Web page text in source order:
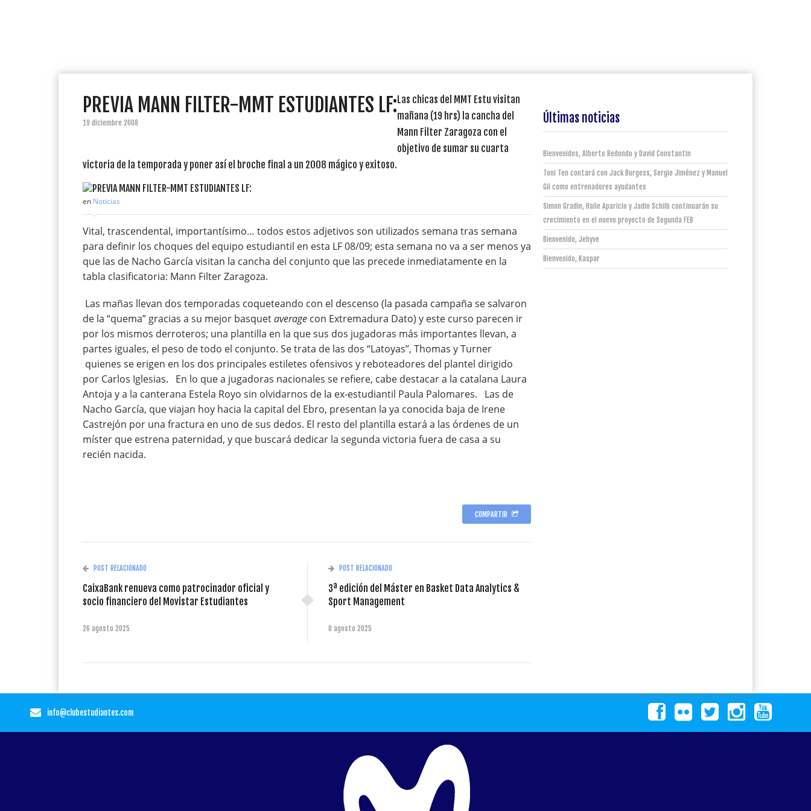
PREVIA MANN FILTER-MMT ESTUDIANTES LF:
19 diciembre 2008
Las chicas del MMT Estu visitan
mañana (19 hrs) la cancha del
Mann Filter Zaragoza con el
objetivo de sumar su cuarta
victoria de la temporada y poner así el broche final a un 2008 mágico y exitoso.
en Noticias
Vital, trascendental, importantísimo… todos estos adjetivos son utilizados semana tras semana
para definir los choques del equipo estudiantil en esta LF 08/09; esta semana no va a ser menos ya
que las de Nacho García visitan la cancha del conjunto que las precede inmediatamente en la
tabla clasificatoria: Mann Filter Zaragoza.
Las mañas llevan dos temporadas coqueteando con el descenso (la pasada campaña se salvaron
de la “quema” gracias a su mejor basquetaverage con Extremadura Dato) y este curso parecen ir
por los mismos derroteros; una plantilla en la que sus dos jugadoras más importantes llevan, a
partes iguales, el peso de todo el conjunto. Se trata de las dos “Latoyas”, Thomas y Turner
quienes se erigen en los dos principales estiletes ofensivos y reboteadores del plantel dirigido
por Carlos Iglesias. En lo que a jugadoras nacionales se refiere, cabe destacar a la catalana Laura
Antoja y a la canterana Estela Royo sin olvidarnos de la ex-estudiantil Paula Palomares. Las de
Nacho García, que viajan hoy hacia la capital del Ebro, presentan la ya conocida baja de Irene
Castrejón por una fractura en uno de sus dedos. El resto del plantilla estará a las órdenes de un
míster que estrena paternidad, y que buscará dedicar la segunda victoria fuera de casa a su
recién nacida.
COMPARTIR
POST RELACIONADO
CaixaBank renueva como patrocinador oficial y
socio financiero del Movistar Estudiantes
26 agosto 2025
POST RELACIONADO
3ª edición del Máster en Basket Data Analytics &
Sport Management
8 agosto 2025
Últimas noticias
Bienvenidos, Alberto Redondo y David Constantin
Toni Ten contará con Jack Burgess, Sergio Jiménez y Manuel
Gil como entrenadores ayudantes
Simon Gradin, Haile Aparicio y Jadin Schilb continuarán su
crecimiento en el nuevo proyecto de Segunda FEB
Bienvenido, Jehyve
Bienvenido, Kaspar
info@clubestudiantes.com